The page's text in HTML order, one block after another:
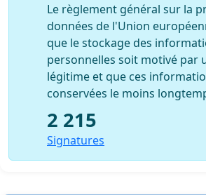
Le règlement général sur la
données de l'Union
que le stockage des
personnelles soit motivé par
légitime et que ces
conservées le moins
2 215
Signatures